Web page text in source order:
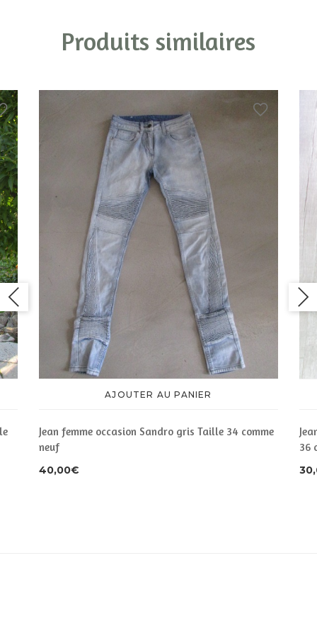
Produits similaires
AJOUTER AU PANIER
Jean femme occasion Sandro gris Taille 34 comme
neuf
40,00€
36